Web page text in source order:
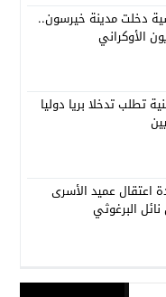
دخلت مدينة خيرسون..
الأوكراني
تطلب تدخلا بريا دوليا
اعتقال عميد الأسرى
البرغوثي